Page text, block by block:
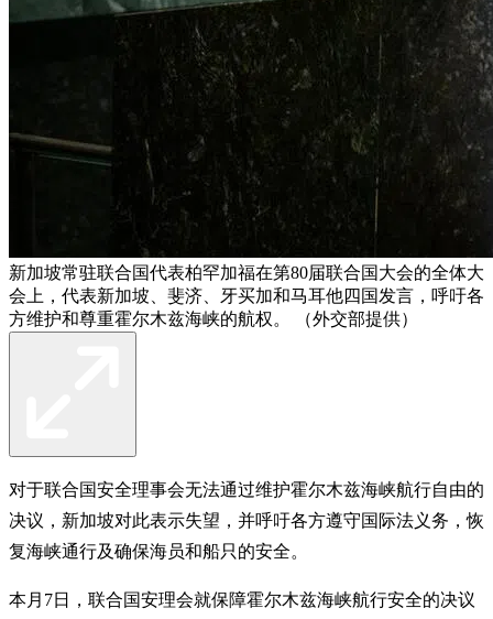
新加坡常驻联合国代表柏罕加福在第80届联合国大会的全体大
会上，代表新加坡、斐济、牙买加和马耳他四国发言，呼吁各
方维护和尊重霍尔木兹海峡的航权。 （外交部提供）
对于联合国安全理事会无法通过维护霍尔木兹海峡航行自由的
决议，新加坡对此表示失望，并呼吁各方遵守国际法义务，恢
复海峡通行及确保海员和船只的安全。
本月7日，联合国安理会就保障霍尔木兹海峡航行安全的决议